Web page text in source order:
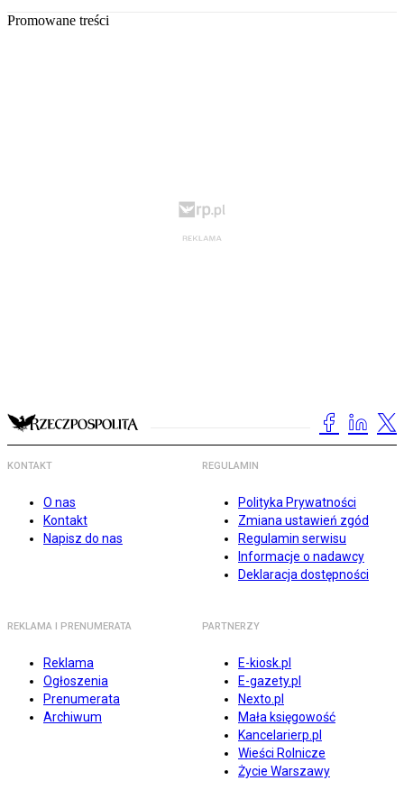
Promowane treści
KONTAKT
O nas
Kontakt
Napisz do nas
REGULAMIN
Polityka Prywatności
Zmiana ustawień zgód
Regulamin serwisu
Informacje o nadawcy
Deklaracja dostępności
REKLAMA I PRENUMERATA
Reklama
Ogłoszenia
Prenumerata
Archiwum
PARTNERZY
E-kiosk.pl
E-gazety.pl
Nexto.pl
Mała księgowość
Kancelarierp.pl
Wieści Rolnicze
Życie Warszawy